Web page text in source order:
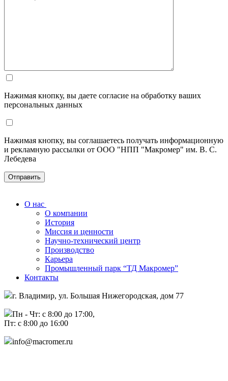
Нажимая кнопку, вы даете согласие на обработку ваших
персональных данных
Нажимая кнопку, вы соглашаетесь получать информационную
и рекламную рассылки от ООО "НПП "Макромер" им. В. С.
Лебедева
О нас
О компании
История
Миссия и ценности
Научно-технический центр
Производство
Карьера
Промышленный парк “ТД Макромер”
Контакты
г. Владимир, ул. Большая Нижегородская, дом 77
Пн - Чт: с 8:00 до 17:00,
Пт: с 8:00 до 16:00
info@macromer.ru